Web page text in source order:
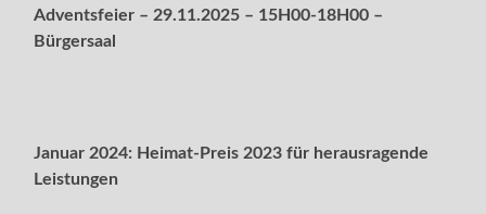
Adventsfeier – 29.11.2025 – 15H00-18H00 –
Bürgersaal
Januar 2024: Heimat-Preis 2023 für herausragende
Leistungen